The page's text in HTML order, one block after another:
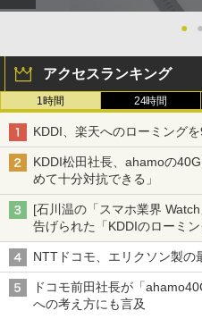
● ●
アクセスランキング
1時間 24時間
KDDI、楽天へのローミング
KDDI松田社長、ahamoの
めて十分対抗できる」
[石川温の「スマホ業界 Watch
告げられた「KDDIのローミ
穴と楽天モバイルの課題
NTTドコモ、エリクソン製の
ドコモ前田社長が「
への考え方にも言及